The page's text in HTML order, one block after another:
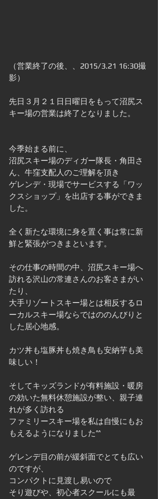
（営業終了の後、、2015/3.21 16:30撮
影）
先日３月２１日日曜日をもって沼尻ス
キー場の営業は終了となりました。
今季始まる前に、
沼尻スキー場のディガー隊長・角田さ
ん、牛窪支配人のご理解を頂き
ゲレンデ・現場でサービスする「ワッ
クスショップ」を出店する事ができま
した。
全く新たな環境に身を置く事は常に新
鮮と緊張がつきまといます。
その仕事の時間の中、沼尻スキー場へ
訪れる沢山の常連さんのお客さまがい
たり、
大手リゾートスキー場とは相反するロ
ーカルスキー場ならではののんびりと
した居心地感。
カツ丼も塩豚丼も焼き鳥も安納芋も美
味しい！
そしてキッズランドが有料施設・暖房
の効いた無料休憩施設が整い、親子連
れが多く訪れる
ファミリースキー場を私は自慢にもお
もえるようになりました^^
ゲレンデ目の前が緩斜面でとても広い
のですが、
コンパクトに見渡し易いので
そり遊びや、初心者スクールにも最